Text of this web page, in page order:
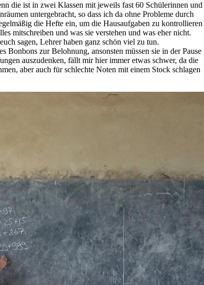
die ist in zwei Klassen mit jeweils fast 60 Schülerinnen und
untergebracht, so dass ich da ohne Probleme durch
die Hefte ein, um die Hausaufgaben zu kontrollieren
mitschreiben und was sie verstehen und was eher nicht.
sagen, Lehrer haben ganz schön viel zu tun.
Bonbons zur Belohnung, ansonsten müssen sie in der Pause
auszudenken, fällt mir hier immer etwas schwer, da die
aber auch für schlechte Noten mit einem Stock schlagen